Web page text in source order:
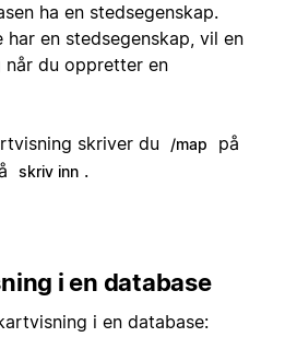
ha en stedsegenskap.
har en stedsegenskap, vil en
du oppretter en
skriver du /map
på
skriv inn .
i en database
i en database: